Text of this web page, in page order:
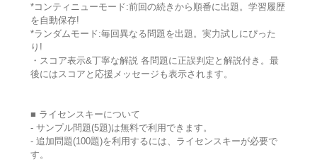
*コンティニューモード:前回の続きから順番に出題。学習履歴
を自動保存!
*ランダムモード:毎回異なる問題を出題。実力試しにぴった
り!
・スコア表示&丁寧な解説 各問題に正誤判定と解説付き。最
後にはスコアと応援メッセージも表示されます。
■ ライセンスキーについて
- サンプル問題(5題)は無料で利用できます。
- 追加問題(100題)を利用するには、ライセンスキーが必要で
す。